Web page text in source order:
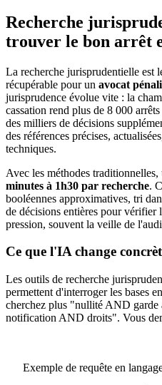
Recherche
trouver le bon arrêt
La recherche jurisprudentielle est
récupérable pour un avocat
jurisprudence évolue vite : la
cassation rend plus de 8 000
des milliers de décisions
des références précises,
techniques.
Avec les méthodes
minutes à 1h30 par recherche.
booléennes approximatives, tri
de décisions entières pour vérifier
pression, souvent la veille de
Ce que l'IA change
Les outils de recherche
permettent d'interroger les bases en
cherchez plus "nullité AND
notification AND droits". Vous
Exemple de requête en